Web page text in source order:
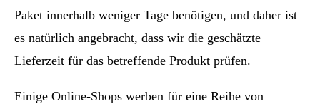
Paket innerhalb weniger Tage benötigen, und daher ist
es natürlich angebracht, dass wir die geschätzte
Lieferzeit für das betreffende Produkt prüfen.
Einige Online-Shops werben für eine Reihe von